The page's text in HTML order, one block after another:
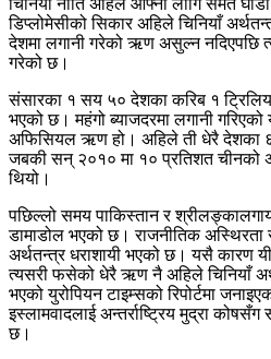
डिप्लोमेसीको सिकार अहिले चिनियाँ
देशमा लगानी गरेको ऋण असुल्न नदिएपछि
गरेको छ।
संसारका १ सय ५० देशका करिब १
भएको छ। महंगो ब्याजदरमा लगानी
अफिसियल ऋण हो। अहिले ती धेरै देशका
जबकी सन् २०१० मा १० प्रतिशत चीनको
थियो।
पछिल्लो समय पाकिस्तान र
डामाडोल भएको छ। राजनीतिक अस्थिरता
अर्थतन्त्र धराशायी भएको छ। यसै कारण
त्यसरी फसेको धेरै ऋण नै अहिले चिनियाँ
भएको युरोपियन टाइम्सको रिपोर्टमा
इस्लामवादलाई अन्तर्राष्ट्रिय मुद्रा कोषसँग
छ।